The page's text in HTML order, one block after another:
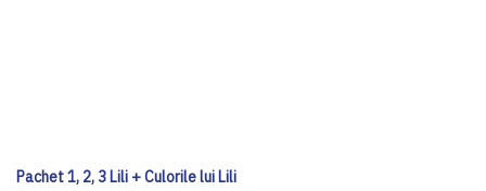
Pachet 1, 2, 3 Lili + Culorile lui Lili